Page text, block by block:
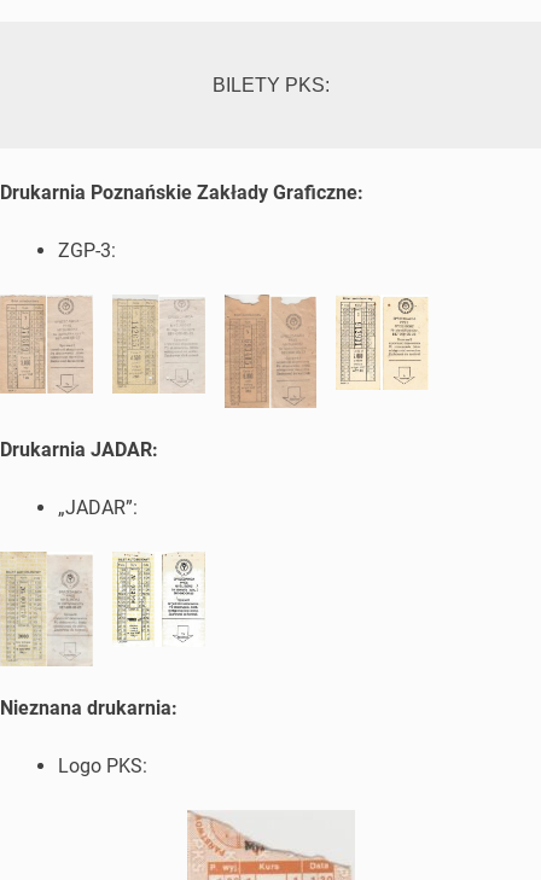
BILETY PKS:
Drukarnia Poznańskie Zakłady Graficzne:
ZGP-3:
Drukarnia JADAR:
„JADAR”:
Nieznana drukarnia:
Logo PKS: